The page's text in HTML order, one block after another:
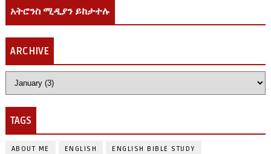
አትሮንስ ሚዲያን ይከታተሉ
ARCHIVE
TAGS
ABOUT ME ENGLISH ENGLISH BIBLE STUDY